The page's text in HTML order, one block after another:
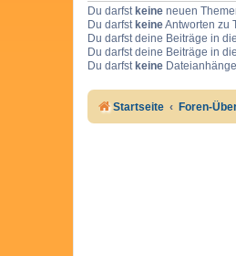
Du darfstkeine neuen
Du darfstkeineAntworten zu
Du darfst deine Beiträge in
Du darfst deine Beiträge in
Du darfstkeine
Startseite Foren-